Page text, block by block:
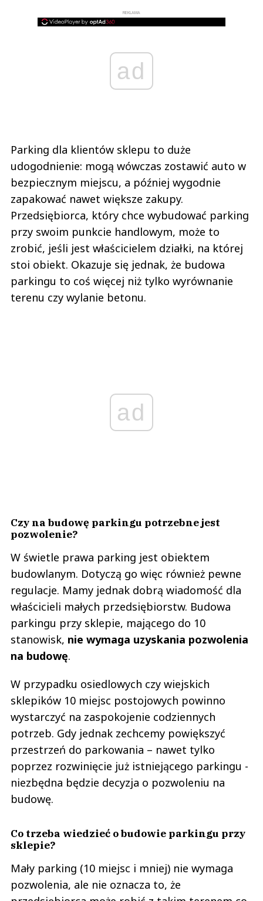
REKLAMA
ad
Parking dla klientów sklepu to duże
udogodnienie: mogą wówczas zostawić auto w
bezpiecznym miejscu, a później wygodnie
zapakować nawet większe zakupy.
Przedsiębiorca, który chce wybudować parking
przy swoim punkcie handlowym, może to
zrobić, jeśli jest właścicielem działki, na której
stoi obiekt. Okazuje się jednak, że budowa
parkingu to coś więcej niż tylko wyrównanie
terenu czy wylanie betonu.
ad
Czy na budowę parkingu potrzebne jest
pozwolenie?
W świetle prawa parking jest obiektem
budowlanym. Dotyczą go więc również pewne
regulacje. Mamy jednak dobrą wiadomość dla
właścicieli małych przedsiębiorstw. Budowa
parkingu przy sklepie, mającego do 10
stanowisk, nie wymaga uzyskania pozwolenia
na budowę.
W przypadku osiedlowych czy wiejskich
sklepików 10 miejsc postojowych powinno
wystarczyć na zaspokojenie codziennych
potrzeb. Gdy jednak zechcemy powiększyć
przestrzeń do parkowania – nawet tylko
poprzez rozwinięcie już istniejącego parkingu -
niezbędna będzie decyzja o pozwoleniu na
budowę.
Co trzeba wiedzieć o budowie parkingu przy
sklepie?
Mały parking (10 miejsc i mniej) nie wymaga
pozwolenia, ale nie oznacza to, że